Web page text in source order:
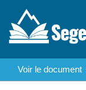
Voir le document